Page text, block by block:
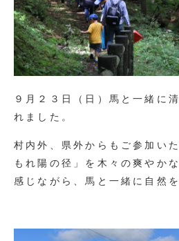
９月２３日（日）馬と一緒に
れました。
村内外、県外からもご参加い
もれ陽の径」を木々の爽やか
感じながら、馬と一緒に自然